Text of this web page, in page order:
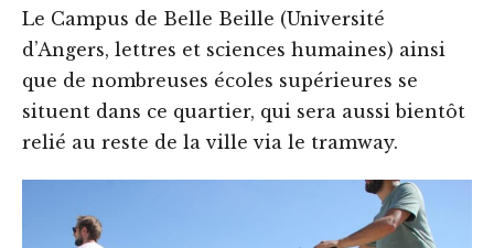
Le Campus de Belle Beille (Université
d’Angers, lettres et sciences humaines) ainsi
que de nombreuses écoles supérieures se
situent dans ce quartier, qui sera aussi bientôt
relié au reste de la ville via le tramway.